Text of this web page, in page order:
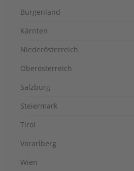
Burgenland
Kärnten
Niederösterreich
Oberösterreich
Salzburg
Steiermark
Tirol
Vorarlberg
Wien